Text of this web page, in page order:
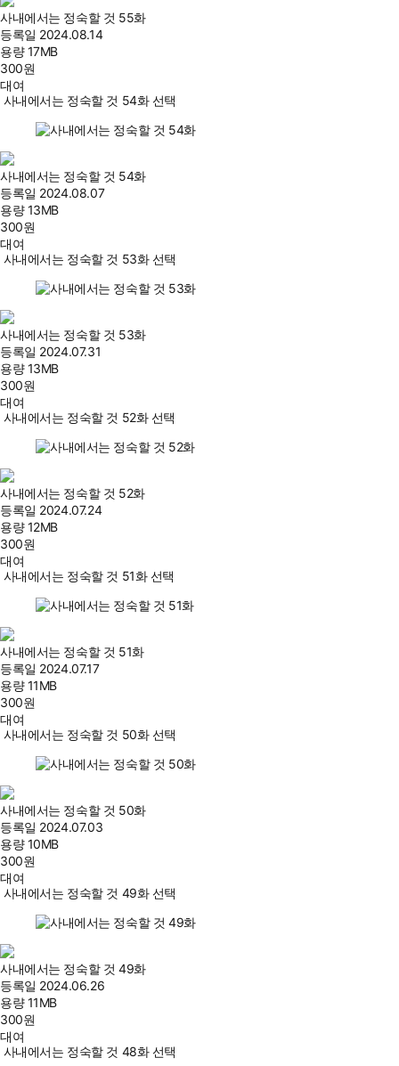
사내에서는 정숙할 것 55화
등록일 2024.08.14
용량17MB
300원
대여
사내에서는 정숙할 것 54화 선택
사내에서는 정숙할 것 54화
등록일 2024.08.07
용량13MB
300원
대여
사내에서는 정숙할 것 53화 선택
사내에서는 정숙할 것 53화
등록일 2024.07.31
용량13MB
300원
대여
사내에서는 정숙할 것 52화 선택
사내에서는 정숙할 것 52화
등록일 2024.07.24
용량12MB
300원
대여
사내에서는 정숙할 것 51화 선택
사내에서는 정숙할 것 51화
등록일 2024.07.17
용량11MB
300원
대여
사내에서는 정숙할 것 50화 선택
사내에서는 정숙할 것 50화
등록일 2024.07.03
용량10MB
300원
대여
사내에서는 정숙할 것 49화 선택
사내에서는 정숙할 것 49화
등록일 2024.06.26
용량11MB
300원
대여
사내에서는 정숙할 것 48화 선택